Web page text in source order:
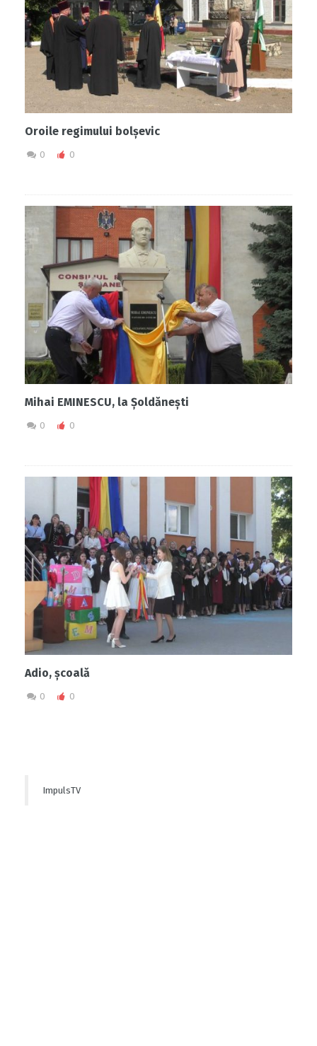
Oroile regimului bolșevic
0 0
Mihai EMINESCU, la Șoldănești
0 0
Adio, școală
0 0
ImpulsTV